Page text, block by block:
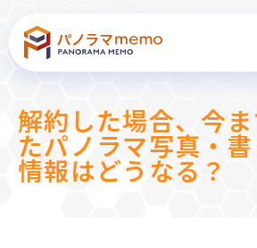
解約した場合、今
たパノラマ写真・
情報はどうなる？